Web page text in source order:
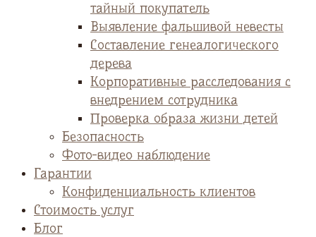
тайный покупатель
Выявление фальшивой невесты
Cоставление генеалогического
дерева
Корпоративные расследования с
внедрением сотрудника
Проверка образа жизни детей
Безопасность
Фото-видео наблюдение
Гарантии
Конфиденциальность клиентов
Стоимость услуг
Блог